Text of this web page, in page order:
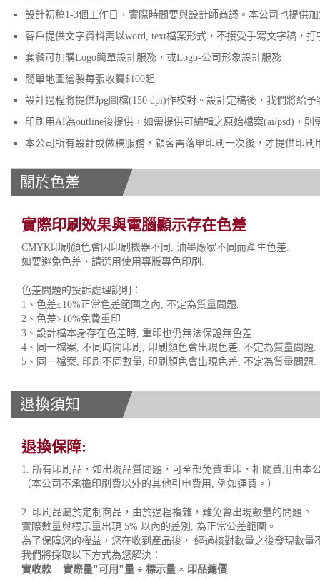
設計初稿1-3個工作日，實際時間要與設計師商議。本公司也提供
客戶提供文字資料需以word, text檔案形式，不接受手寫文字稿，
套餐可加購Logo簡單設計服務，或Logo-公司形象設計服務
簡單地圖繪製每張收費$100起
設計過程將提供Jpg圖檔(150 dpi)作校對。設計定稿後，我們將給
印刷用AI為outline後提供，如需提供可編輯之原始檔案(ai/psd)，
本公司所有設計或做稿服務，顧客需落單印刷一次後，才提供印刷
關於色差
實際印刷效果與電腦顯示存在色差
CMYK印刷顏色會因印刷機器不同, 油墨廠家不同而產生色差.
如要避免色差，請選用使用專版專色印刷.
色差問題的投訴處理說明：
1、色差≤10%正常色差範圍之內, 不定為質量問題.
2、色差>10%免費重印
3、設計檔本身存在色差時, 重印也仍無法保證無色差
4、同一檔案, 不同時間印刷, 印刷顏色會出現色差, 不定為質量問題.
5、同一檔案, 印刷不同數量, 印刷顏色會出現色差, 不定為質量問題.
退換須知
退換保障:
1. 所有印刷品，如出現品質問題，可全部免費重印，相關費用由本
（本公司不承擔印刷費以外的其他引申費用, 例如運費。）
2. 印刷品屬於定制商品，由於過程複雜，難免會出現數量的問題。
實際數量與標示量出現 5% 以內的差別, 為正常公差範圍。
為了保障您的權益，您在收到產品後， 經過核對數量之後發現數量
我們將採取以下方式為您解決：
實收款 = 實際量"可用"量 ÷ 標示量 × 印品總價